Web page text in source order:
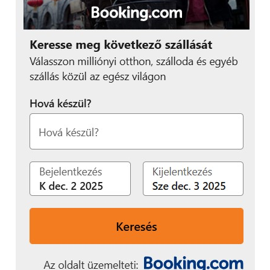
A rendezvényen a Festipay-en túl az európai
rendezvényszcéna egy másik piacvezetője is
képviseltette magát. Az Egyesült Királyságban
alapítottLIVE ITtöbb, mint 5 éve biztosítja a
ticketinget európai nagyfesztiválokon. Kenton Ward
vezérigazgató így számolt be a 4 nap tapasztalatairól:
“Nagy örömünkre szolgál,
hogy sikeresen kezeltük
az EchoWaves
jegyértékesítését, a
ticketing platform
integrálása a Festipay
rendszerébe lehetővé
tette, hogy a fesztiválon